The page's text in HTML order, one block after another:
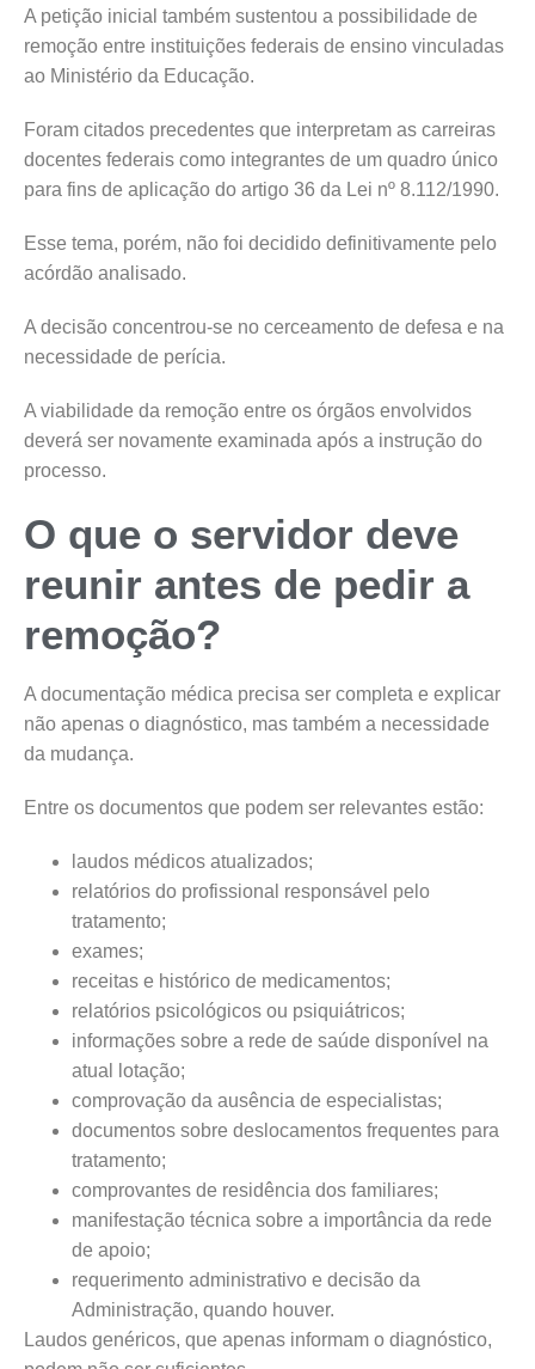
A petição inicial também sustentou a possibilidade de
remoção entre instituições federais de ensino vinculadas
ao Ministério da Educação.
Foram citados precedentes que interpretam as carreiras
docentes federais como integrantes de um quadro único
para fins de aplicação do artigo 36 da Lei nº 8.112/1990.
Esse tema, porém, não foi decidido definitivamente pelo
acórdão analisado.
A decisão concentrou-se no cerceamento de defesa e na
necessidade de perícia.
A viabilidade da remoção entre os órgãos envolvidos
deverá ser novamente examinada após a instrução do
processo.
O que o servidor deve
reunir antes de pedir a
remoção?
A documentação médica precisa ser completa e explicar
não apenas o diagnóstico, mas também a necessidade
da mudança.
Entre os documentos que podem ser relevantes estão:
laudos médicos atualizados;
relatórios do profissional responsável pelo
tratamento;
exames;
receitas e histórico de medicamentos;
relatórios psicológicos ou psiquiátricos;
informações sobre a rede de saúde disponível na
atual lotação;
comprovação da ausência de especialistas;
documentos sobre deslocamentos frequentes para
tratamento;
comprovantes de residência dos familiares;
manifestação técnica sobre a importância da rede
de apoio;
requerimento administrativo e decisão da
Administração, quando houver.
Laudos genéricos, que apenas informam o diagnóstico,